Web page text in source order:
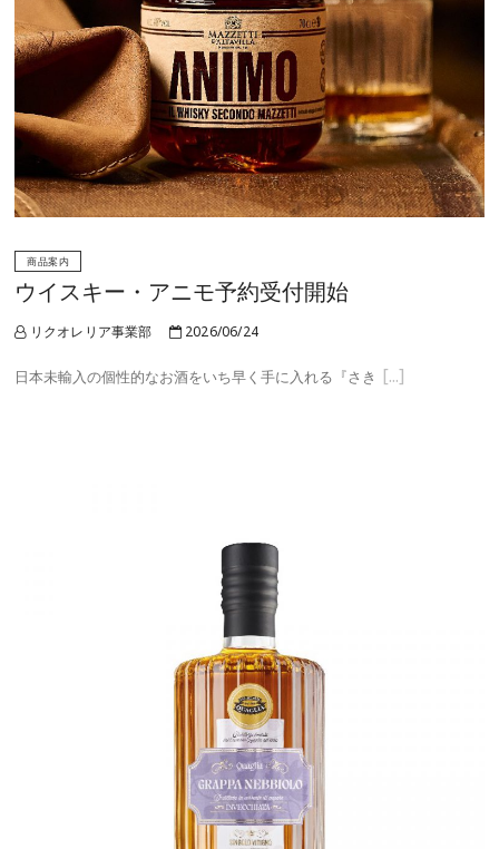
商品案内
ウイスキー・アニモ予約受付開始
リクオレリア事業部 2026/06/24
日本未輸入の個性的なお酒をいち早く手に入れる『さき